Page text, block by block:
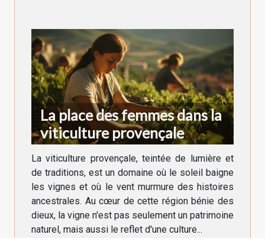
La place des femmes dans la
viticulture provençale
La viticulture provençale, teintée de lumière et
de traditions, est un domaine où le soleil baigne
les vignes et où le vent murmure des histoires
ancestrales. Au cœur de cette région bénie des
dieux, la vigne n'est pas seulement un patrimoine
naturel, mais aussi le reflet d'une culture...